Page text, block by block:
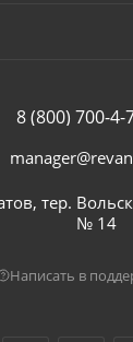
8 (800) 700-4-
тер.
№ 14
Написать в